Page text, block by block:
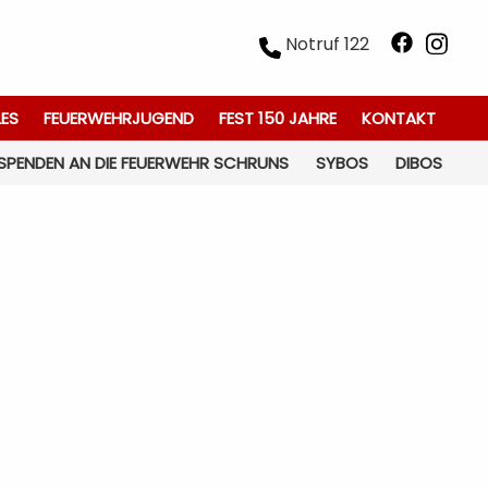
Notruf 122
FEUERWEHRJUGEND FEST 150 JAHRE
KONTAKT
AN DIE FEUERWEHR SCHRUNS
SYBOS DIBOS